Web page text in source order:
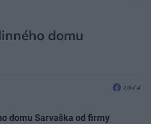
domu
Zdieľať
domu Sarvaška od firmy